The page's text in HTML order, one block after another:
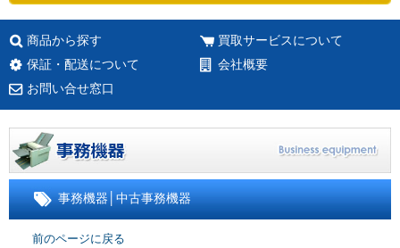
商品から探す
買取サービスについて
保証・配送について
会社概要
お問い合せ窓口
事務機器 中古事務機器
前のページに戻る